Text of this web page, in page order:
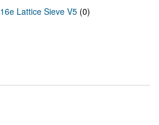
16e Lattice Sieve V5 (0)